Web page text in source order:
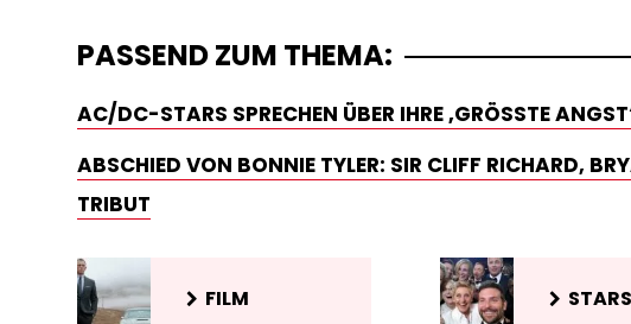
PASSEND ZUM THEMA:
AC/DC-STARS SPRECHEN ÜBER IHRE ‚GRÖSSTE
ABSCHIED VON BONNIE TYLER: SIR CLIFF RICHARD,
TRIBUT
FILM STARS